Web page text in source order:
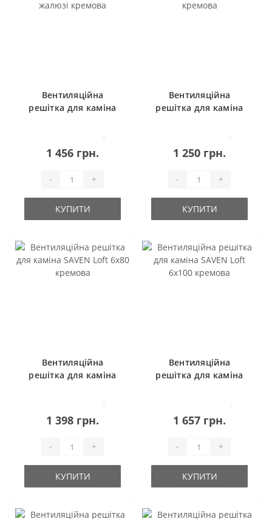
Вентиляційна
решітка для каміна
1 456 грн.
- +
КУПИТИ
Вентиляційна
решітка для каміна
1 250 грн.
- +
КУПИТИ
Вентиляційна
решітка для каміна
1 398 грн.
- +
КУПИТИ
Вентиляційна
решітка для каміна
1 657 грн.
- +
КУПИТИ